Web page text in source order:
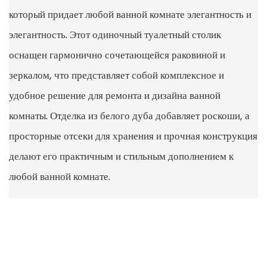
который придает любой ванной комнате элегантность и
элегантность. Этот одиночный туалетный столик
оснащен гармонично сочетающейся раковиной и
зеркалом, что представляет собой комплексное и
удобное решение для ремонта и дизайна ванной
комнаты. Отделка из белого дуба добавляет роскоши, а
просторные отсеки для хранения и прочная конструкция
делают его практичным и стильным дополнением к
любой ванной комнате.